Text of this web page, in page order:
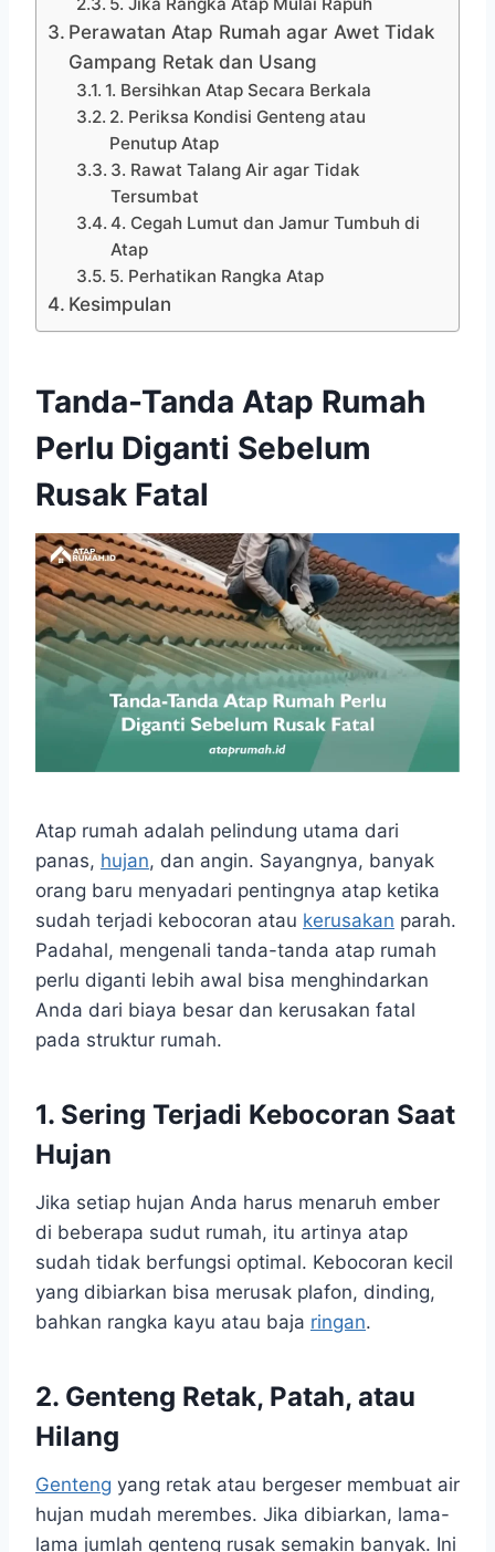
Perawatan Atap Rumah agar Awet Tidak
Gampang Retak dan Usang
1. Bersihkan Atap Secara Berkala
2. Periksa Kondisi Genteng atau
Penutup Atap
3. Rawat Talang Air agar Tidak
Tersumbat
4. Cegah Lumut dan Jamur Tumbuh di
Atap
5. Perhatikan Rangka Atap
Kesimpulan
Tanda-Tanda Atap Rumah
Perlu Diganti Sebelum
Rusak Fatal
Atap rumah adalah pelindung utama dari
panas, hujan, dan angin. Sayangnya, banyak
orang baru menyadari pentingnya atap ketika
sudah terjadi kebocoran atau kerusakan parah.
Padahal, mengenali tanda-tanda atap rumah
perlu diganti lebih awal bisa menghindarkan
Anda dari biaya besar dan kerusakan fatal
pada struktur rumah.
1. Sering Terjadi Kebocoran Saat
Hujan
Jika setiap hujan Anda harus menaruh ember
di beberapa sudut rumah, itu artinya atap
sudah tidak berfungsi optimal. Kebocoran kecil
yang dibiarkan bisa merusak plafon, dinding,
bahkan rangka kayu atau baja ringan.
2. Genteng Retak, Patah, atau
Hilang
Genteng yang retak atau bergeser membuat air
hujan mudah merembes. Jika dibiarkan, lama-
lama jumlah genteng rusak semakin banyak. Ini